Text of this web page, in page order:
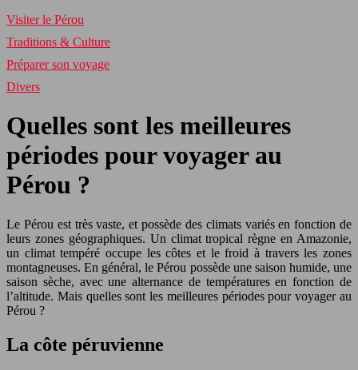
Visiter le Pérou
Traditions & Culture
Préparer son voyage
Divers
Quelles sont les meilleures
périodes pour voyager au
Pérou ?
Le Pérou est très vaste, et possède des climats variés en fonction de
leurs zones géographiques. Un climat tropical règne en Amazonie,
un climat tempéré occupe les côtes et le froid à travers les zones
montagneuses. En général, le Pérou possède une saison humide, une
saison sèche, avec une alternance de températures en fonction de
l’altitude. Mais quelles sont les meilleures périodes pour voyager au
Pérou ?
La côte péruvienne